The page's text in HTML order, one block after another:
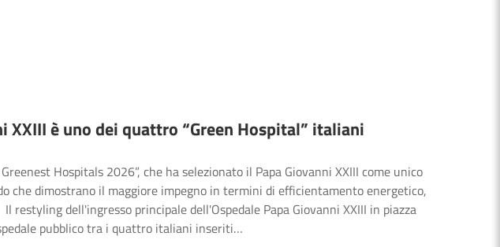
è uno dei quattro “Green Hospital” italiani
Hospitals 2026”, che ha selezionato il Papa Giovanni XXIII come unico
che dimostrano il maggiore impegno in termini di efficientamento energetico,
dell'ingresso principale dell'Ospedale Papa Giovanni XXIII in piazza
pubblico tra i quattro italiani inseriti…